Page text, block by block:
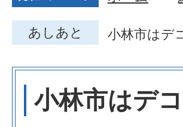
あしあと 小林市はデ
小林市はデ